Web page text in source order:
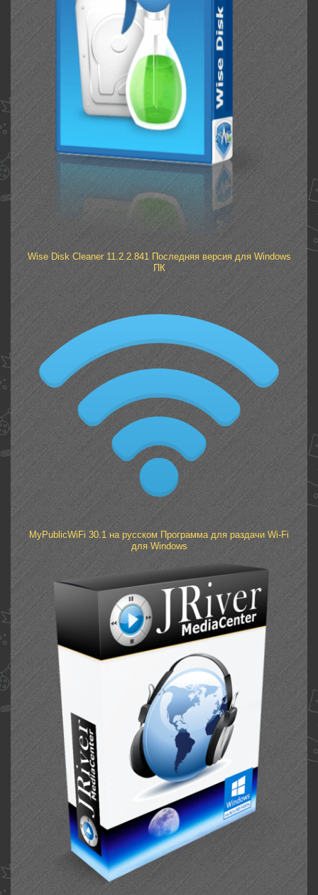
Wise Disk Cleaner 11.2.2.841 Последняя версия для Windows
ПК
MyPublicWiFi 30.1 на русском Программа для раздачи Wi-Fi
для Windows